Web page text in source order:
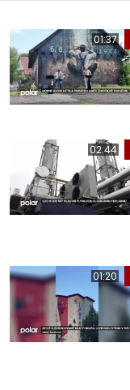
01:37
02:44
01:20